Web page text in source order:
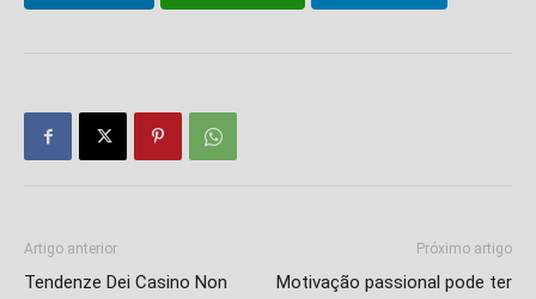
Artigo anterior
Tendenze Dei Casino Non
Próximo artigo
Motivação passional pode ter